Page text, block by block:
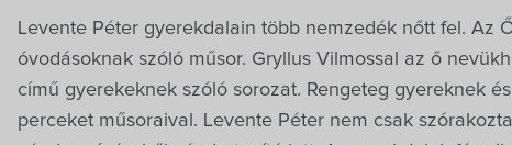
Levente Péter gyerekdalain több nemzedék nőtt fel. Az
óvodásoknak szóló műsor. Gryllus Vilmossal az ő
című gyerekeknek szóló sorozat. Rengeteg gyereknek
perceket műsoraival. Levente Péter nem csak